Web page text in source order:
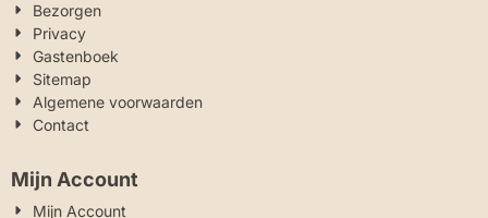
Bezorgen
Privacy
Gastenboek
Sitemap
Algemene voorwaarden
Contact
Mijn Account
Mijn Account